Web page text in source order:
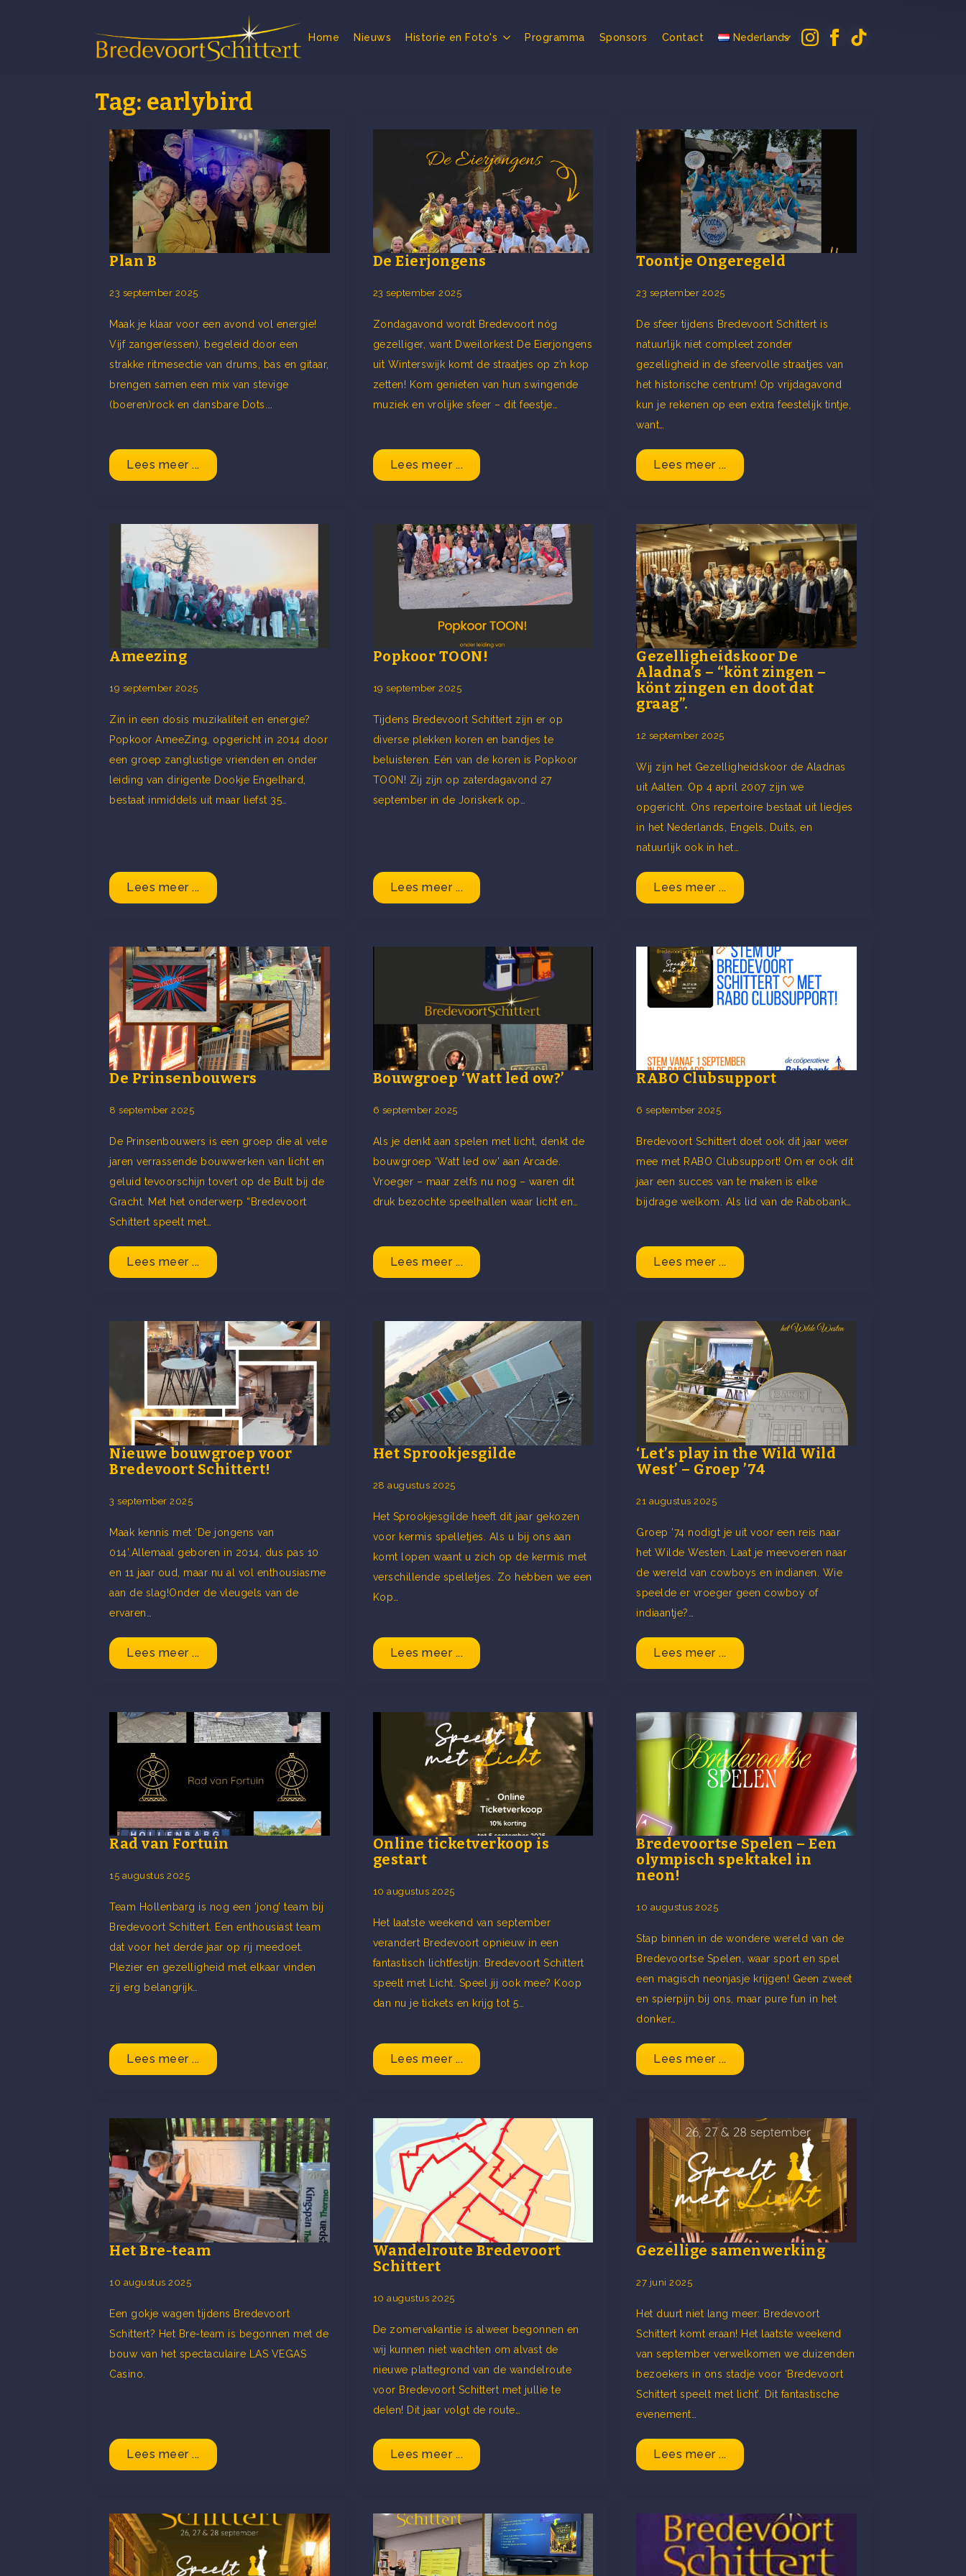
Home Nieuws Historie en Foto's Programma Sponsors Contact Nederlands
Tag: earlybird
Plan B
23 september 2025
Maak je klaar voor een avond vol energie!
Vijf zanger(essen), begeleid door een
strakke ritmesectie van drums, bas en gitaar,
brengen samen een mix van stevige
(boeren)rock en dansbare Dots.…
Lees meer ...
De Eierjongens
23 september 2025
Zondagavond wordt Bredevoort nóg
gezelliger, want Dweilorkest De Eierjongens
uit Winterswijk komt de straatjes op z’n kop
zetten! Kom genieten van hun swingende
muziek en vrolijke sfeer – dit feestje…
Lees meer ...
Toontje Ongeregeld
23 september 2025
De sfeer tijdens Bredevoort Schittert is
natuurlijk niet compleet zonder
gezelligheid in de sfeervolle straatjes van
het historische centrum! Op vrijdagavond
kun je rekenen op een extra feestelijk tintje,
want…
Lees meer ...
Ameezing
19 september 2025
Zin in een dosis muzikaliteit en energie?
Popkoor AmeeZing, opgericht in 2014 door
een groep zanglustige vrienden en onder
leiding van dirigente Dookje Engelhard,
bestaat inmiddels uit maar liefst 35…
Lees meer ...
Popkoor TOON!
19 september 2025
Tijdens Bredevoort Schittert zijn er op
diverse plekken koren en bandjes te
beluisteren. Eén van de koren is Popkoor
TOON! Zij zijn op zaterdagavond 27
september in de Joriskerk op…
Lees meer ...
Gezelligheidskoor De
Aladna’s – “könt zingen –
könt zingen en doot dat
graag”.
12 september 2025
Wij zijn het Gezelligheidskoor de Aladnas
uit Aalten. Op 4 april 2007 zijn we
opgericht. Ons repertoire bestaat uit liedjes
in het Nederlands, Engels, Duits, en
natuurlijk ook in het…
Lees meer ...
De Prinsenbouwers
8 september 2025
De Prinsenbouwers is een groep die al vele
jaren verrassende bouwwerken van licht en
geluid tevoorschijn tovert op de Bult bij de
Gracht. Met het onderwerp “Bredevoort
Schittert speelt met…
Lees meer ...
Bouwgroep ‘Watt led ow?’
6 september 2025
Als je denkt aan spelen met licht, denkt de
bouwgroep ‘Watt led ow’ aan Arcade.
Vroeger – maar zelfs nu nog – waren dit
druk bezochte speelhallen waar licht en…
Lees meer ...
RABO Clubsupport
6 september 2025
Bredevoort Schittert doet ook dit jaar weer
mee met RABO Clubsupport! Om er ook dit
jaar een succes van te maken is elke
bijdrage welkom. Als lid van de Rabobank…
Lees meer ...
Nieuwe bouwgroep voor
Bredevoort Schittert!
3 september 2025
Maak kennis met ‘De jongens van
014’.Allemaal geboren in 2014, dus pas 10
en 11 jaar oud, maar nu al vol enthousiasme
aan de slag!Onder de vleugels van de
ervaren…
Lees meer ...
Het Sprookjesgilde
28 augustus 2025
Het Sprookjesgilde heeft dit jaar gekozen
voor kermis spelletjes. Als u bij ons aan
komt lopen waant u zich op de kermis met
verschillende spelletjes. Zo hebben we een
Kop…
Lees meer ...
‘Let’s play in the Wild Wild
West’ – Groep ’74
21 augustus 2025
Groep ’74 nodigt je uit voor een reis naar
het Wilde Westen. Laat je meevoeren naar
de wereld van cowboys en indianen. Wie
speelde er vroeger geen cowboy of
indiaantje?…
Lees meer ...
Rad van Fortuin
15 augustus 2025
Team Hollenbarg is nog een ‘jong’ team bij
Bredevoort Schittert. Een enthousiast team
dat voor het derde jaar op rij meedoet.
Plezier en gezelligheid met elkaar vinden
zij erg belangrijk…
Lees meer ...
Online ticketverkoop is
gestart
10 augustus 2025
Het laatste weekend van september
verandert Bredevoort opnieuw in een
fantastisch lichtfestijn: Bredevoort Schittert
speelt met Licht. Speel jij ook mee? Koop
dan nu je tickets en krijg tot 5…
Lees meer ...
Bredevoortse Spelen – Een
olympisch spektakel in
neon!
10 augustus 2025
Stap binnen in de wondere wereld van de
Bredevoortse Spelen, waar sport en spel
een magisch neonjasje krijgen! Geen zweet
en spierpijn bij ons, maar pure fun in het
donker…
Lees meer ...
Het Bre-team
10 augustus 2025
Een gokje wagen tijdens Bredevoort
Schittert? Het Bre-team is begonnen met de
bouw van het spectaculaire LAS VEGAS
Casino.
Lees meer ...
Wandelroute Bredevoort
Schittert
10 augustus 2025
De zomervakantie is alweer begonnen en
wij kunnen niet wachten om alvast de
nieuwe plattegrond van de wandelroute
voor Bredevoort Schittert met jullie te
delen! Dit jaar volgt de route…
Lees meer ...
Gezellige samenwerking
27 juni 2025
Het duurt niet lang meer: Bredevoort
Schittert komt eraan! Het laatste weekend
van september verwelkomen we duizenden
bezoekers in ons stadje voor ‘Bredevoort
Schittert speelt met licht’. Dit fantastische
evenement…
Lees meer ...